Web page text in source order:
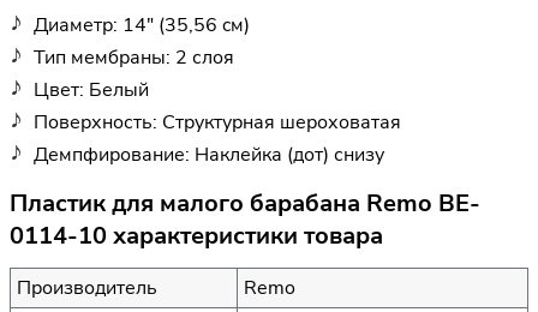
Диаметр: 14" (35,56 cм)
Тип мембраны: 2 слоя
Цвет: Белый
Поверхность: Структурная шероховатая
Демпфирование: Наклейка (дот) снизу
Пластик для малого барабана Remo BE-
0114-10 характеристики товара
Производитель
Remo